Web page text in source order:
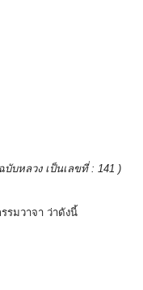
บหลวง เป็นเลขที่ : 141 )
รมวาจา ว่าดังนี้